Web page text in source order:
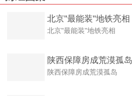
北京"最能装"地铁亮相
北京"最能装"地铁亮相
陕西保障房成荒漠孤岛
陕西保障房成荒漠孤岛